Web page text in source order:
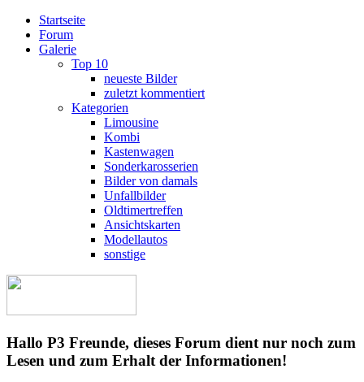
Startseite
Forum
Galerie
Top 10
neueste Bilder
zuletzt kommentiert
Kategorien
Limousine
Kombi
Kastenwagen
Sonderkarosserien
Bilder von damals
Unfallbilder
Oldtimertreffen
Ansichtskarten
Modellautos
sonstige
Hallo P3 Freunde, dieses Forum dient nur noch zum
Lesen und zum Erhalt der Informationen!